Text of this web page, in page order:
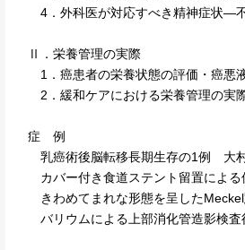
4．外科医が対応すべき精神症状―
Ⅱ．栄養管理の実際
1．癌患者の栄養状態の評価・癌悪
2．緩和ケアにおける栄養管理の
症 例
乳癌術後脳転移長期生存の1例 大
カバー付き食道ステント留置によ
きわめてまれな形態を呈した
バリウムによる上部消化管造影検